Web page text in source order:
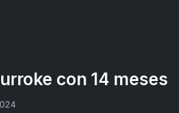
con 14 meses